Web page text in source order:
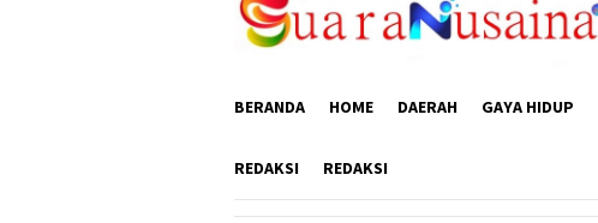
BERANDA HOME DAERAH GAYA HIDUP
REDAKSI REDAKSI